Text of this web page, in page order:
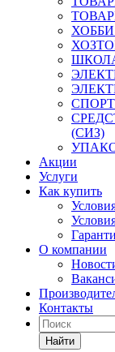
(СИЗ)
Акции
Услуги
Как купить
О компании
Контакты
Найти